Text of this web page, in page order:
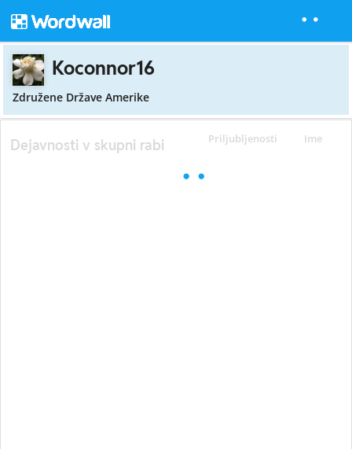
Koconnor16
Združene Države Amerike
Priljubljenosti Ime
Dejavnosti v skupni rabi